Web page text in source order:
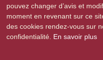
pouvez changer d’avis et
moment en revenant sur ce
des cookies rendez-vous sur
confidentialité. En savoir plus